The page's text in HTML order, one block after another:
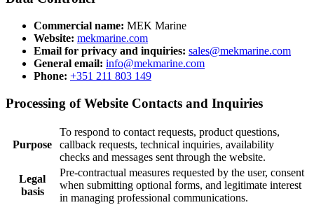
Commercial name: MEK Marine
Website: mekmarine.com
Email for privacy and inquiries: sales@mekmarine.com
General email: info@mekmarine.com
Phone: +351 211 803 149
Processing of Website Contacts and Inquiries
Purpose
To respond to contact requests, product questions,
callback requests, technical inquiries, availability
checks and messages sent through the website.
Legal
basis
Pre-contractual measures requested by the user, consent
when submitting optional forms, and legitimate interest
in managing professional communications.